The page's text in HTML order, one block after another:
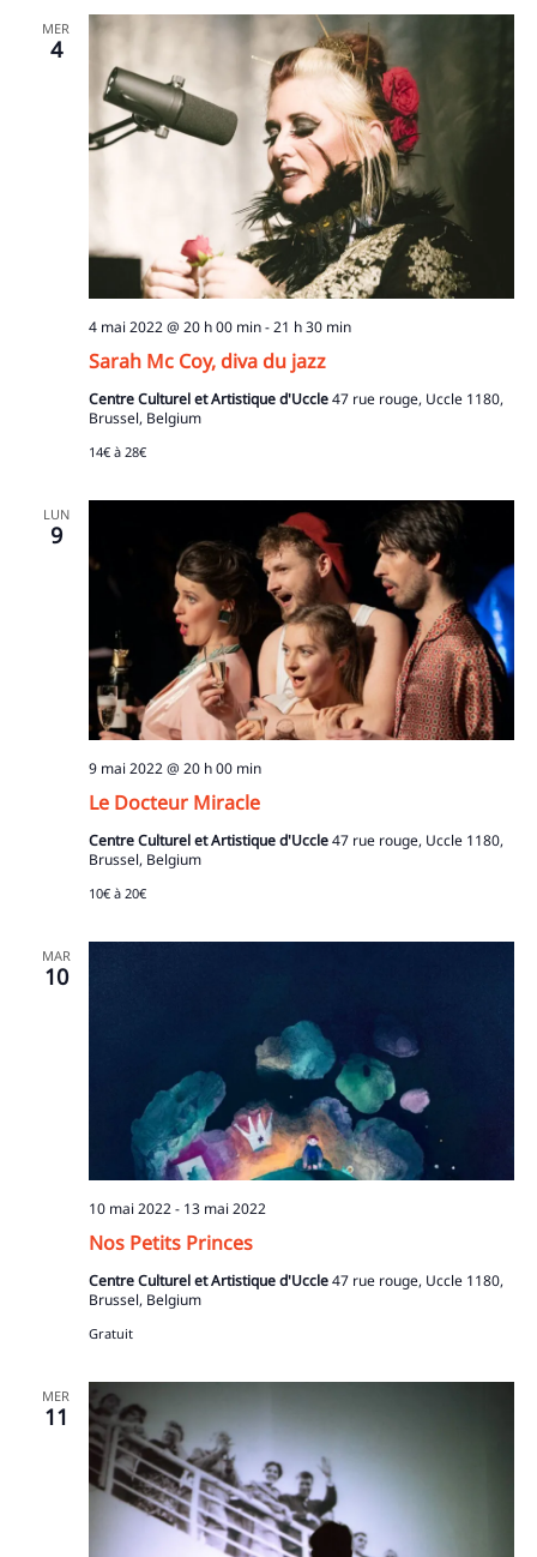
MER
4
Sarah Mc Coy, diva du jazz
4 mai 2022 @ 20 h 00 min-21 h 30 min
Centre Culturel et Artistique d'Uccle47 rue rouge, Uccle 1180,
Brussel, Belgium
14€ à 28€
LUN
9
Le Docteur Miracle
9 mai 2022 @ 20 h 00 min
Centre Culturel et Artistique d'Uccle47 rue rouge, Uccle 1180,
Brussel, Belgium
10€ à 20€
MAR
10
Nos Petits Princes
10 mai 2022- 13 mai 2022
Centre Culturel et Artistique d'Uccle47 rue rouge, Uccle 1180,
Brussel, Belgium
Gratuit
MER
11
Recherche
pour